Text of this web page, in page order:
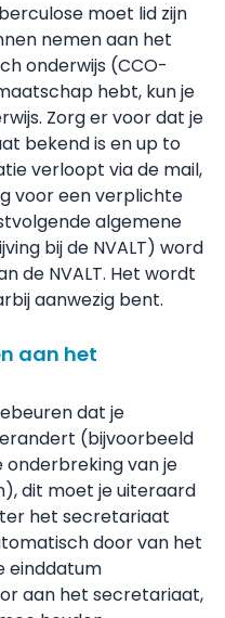
moet lid zijn
nemen aan het
onderwijs (CCO-
hebt, kun je
Zorg er voor dat je
bekend is en up to
verloopt via de mail,
voor een verplichte
algemene
bij de NVALT) word
de NVALT. Het wordt
aanwezig bent.
aan het
dat je
(bijvoorbeeld
onderbreking van je
dit moet je uiteraard
het secretariaat
door van het
einddatum
aan het secretariaat,